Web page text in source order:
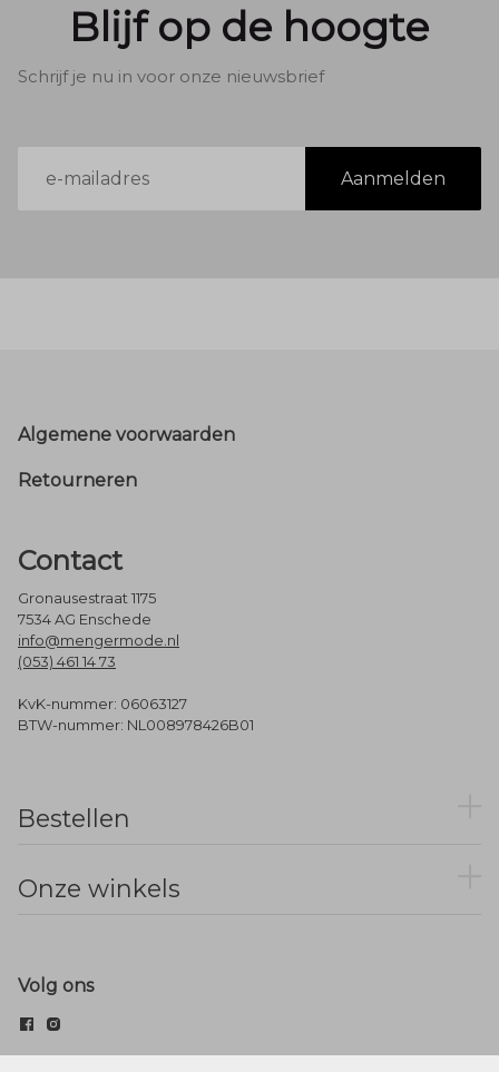
Blijf op de hoogte
Schrijf je nu in voor onze nieuwsbrief
mailadres
Aanmelden
Footer
Algemene voorwaarden
Retourneren
Contact
Gronausestraat 1175
7534 AG Enschede
info@mengermode.nl
(053) 461 14 73
KvK-nummer: 06063127
BTW-nummer: NL008978426B01
Bestellen
Onze winkels
Volg ons